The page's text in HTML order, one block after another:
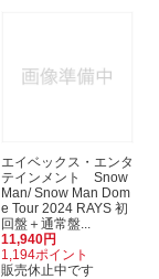
エイベックス・エンタ
テインメント Snow
Man/ Snow Man Dom
e Tour 2024 RAYS 初
回盤＋通常盤...
11,940円
1,194ポイント
販売休止中です